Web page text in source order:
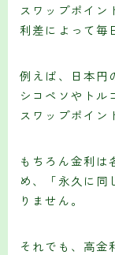
スワップポイン
利差によって毎
例えば、日本円
シコペソやトル
スワップポイン
もちろん金利は
め、「永久に同
りません。
それでも、高金